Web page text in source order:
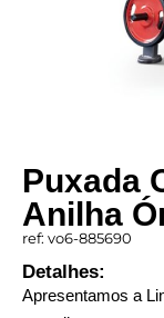
Puxada
Anilha
ref: vo6-885690
Detalhes:
Apresentamos a